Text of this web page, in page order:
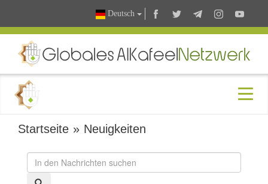
Deutsch
Startseite » Neuigkeiten